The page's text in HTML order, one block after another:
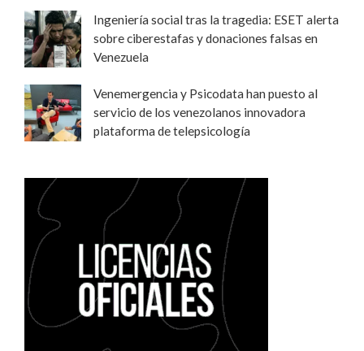
Ingeniería social tras la tragedia: ESET alerta
sobre ciberestafas y donaciones falsas en
Venezuela
Venemergencia y Psicodata han puesto al
servicio de los venezolanos innovadora
plataforma de telepsicología